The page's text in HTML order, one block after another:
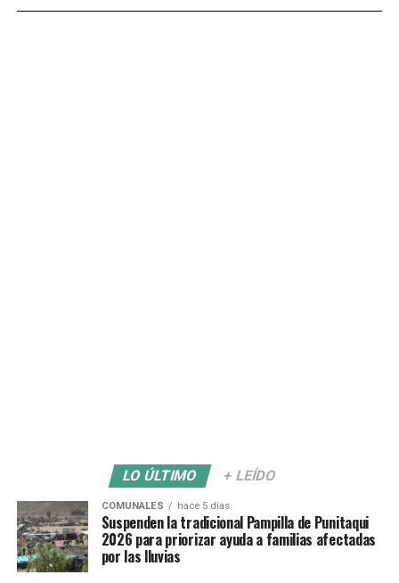
LO ÚLTIMO + LEÍDO
COMUNALES hace 5 días
Suspenden la tradicional Pampilla de Punitaqui
2026 para priorizar ayuda a familias afectadas
por las lluvias